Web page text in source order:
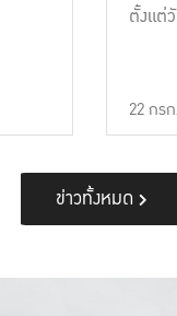
ตั้งแต่
22 กร
ข่าวทั้งหมด